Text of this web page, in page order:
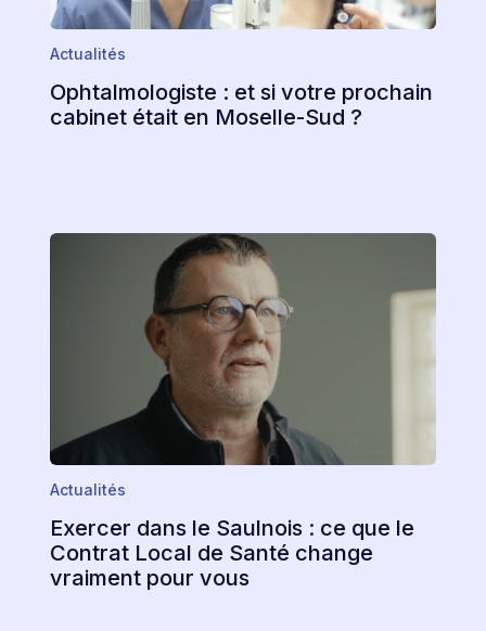
Actualités
Ophtalmologiste : et si votre prochain
cabinet était en Moselle-Sud ?
Actualités
Exercer dans le Saulnois : ce que le
Contrat Local de Santé change
vraiment pour vous